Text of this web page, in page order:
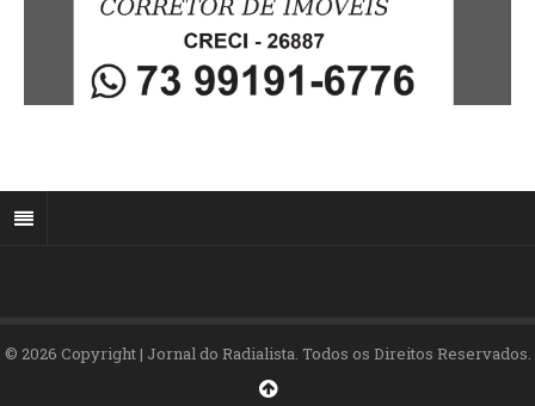
© 2026 Copyright | Jornal do Radialista. Todos os Direitos Reservados.